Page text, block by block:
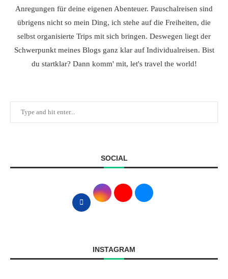
Anregungen für deine eigenen Abenteuer. Pauschalreisen sind
übrigens nicht so mein Ding, ich stehe auf die Freiheiten, die
selbst organisierte Trips mit sich bringen. Deswegen liegt der
Schwerpunkt meines Blogs ganz klar auf Individualreisen. Bist
du startklar? Dann komm' mit, let's travel the world!
SOCIAL
INSTAGRAM